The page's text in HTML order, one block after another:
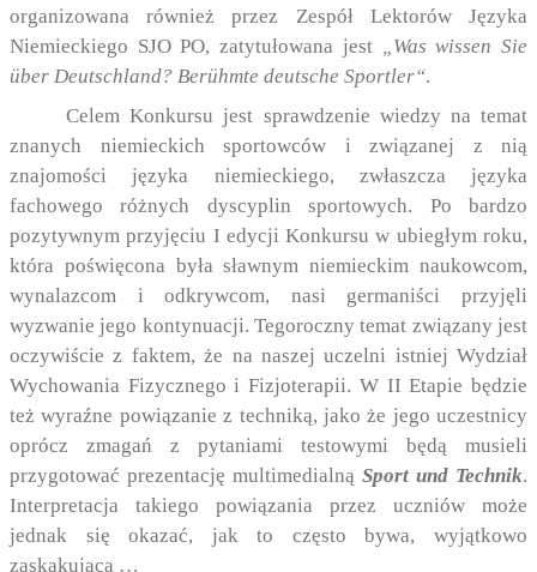
organizowana również przez Zespół Lektorów Języka
Niemieckiego SJO PO, zatytułowana jest
„Was wissen Sie
über Deutschland? Berühmte deutsche Sportler“.
Celem Konkursu jest sprawdzenie wiedzy na temat
znanych niemieckich sportowców i związanej z nią
znajomości języka niemieckiego, zwłaszcza języka
fachowego różnych dyscyplin sportowych. Po bardzo
pozytywnym przyjęciu I edycji Konkursu w ubiegłym roku,
która poświęcona była sławnym niemieckim naukowcom,
wynalazcom i odkrywcom, nasi germaniści przyjęli
wyzwanie jego kontynuacji. Tegoroczny temat związany jest
oczywiście z faktem, że na naszej uczelni istniej Wydział
Wychowania Fizycznego i Fizjoterapii. W II Etapie będzie
też wyraźne powiązanie z techniką, jako że jego uczestnicy
oprócz zmagań z pytaniami testowymi będą musieli
przygotować prezentację multimedialną Sport und Technik.
Interpretacja takiego powiązania przez uczniów może
jednak się okazać, jak to często bywa, wyjątkowo
zaskakująca …